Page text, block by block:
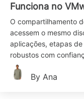
Funciona no
O compartilhamento
acessem o mesmo
aplicações, etapas
robustos com
By Ana